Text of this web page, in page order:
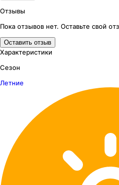
Отзывы
Пока отзывов нет. Оставьте свой
Оставить отзыв
Характеристики
Сезон
Летние